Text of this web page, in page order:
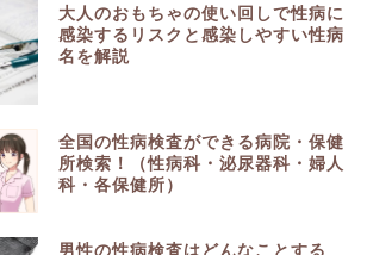
大人のおもちゃの使い回しで性病に
感染するリスクと感染しやすい性病
名を解説
全国の性病検査ができる病院・保健
所検索！（性病科・泌尿器科・婦人
科・各保健所）
男性の性病検査はどんなことする